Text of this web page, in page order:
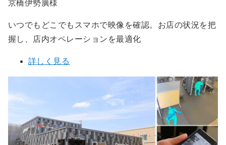
京橋伊勢廣様
いつでもどこでもスマホで映像を確認。お店の状況を把
握し、店内オペレーションを最適化
詳しく見る